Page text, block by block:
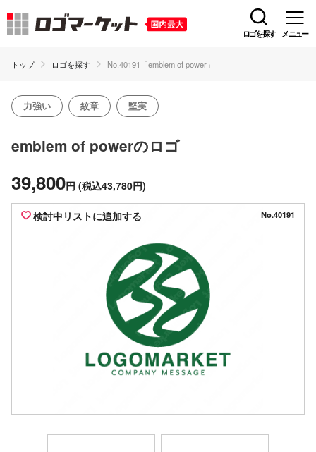
ロゴを探す メニュー
トップ ロゴを探す No.40191「emblem of power」
力強い 紋章 堅実
emblem of powerのロゴ
39,800円 (税込43,780円)
検討中リストに追加する No.40191